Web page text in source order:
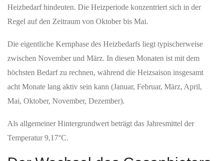
Heizbedarf hindeuten. Die Heizperiode konzentriert sich in der
Regel auf den Zeitraum von Oktober bis Mai.
Die eigentliche Kernphase des Heizbedarfs liegt typischerweise
zwischen November und März. In diesen Monaten ist mit dem
höchsten Bedarf zu rechnen, während die Heizsaison insgesamt
acht Monate lang aktiv sein kann (Januar, Februar, März, April,
Mai, Oktober, November, Dezember).
Als allgemeiner Hintergrundwert beträgt das Jahresmittel der
Temperatur 9,17°C.